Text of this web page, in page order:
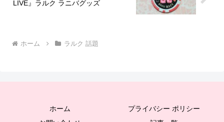
LIVE』ラルク ラニバグッズ
ホーム ラルク 話題
ホーム
プライバシー ポリシー